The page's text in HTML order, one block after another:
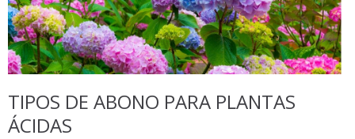
TIPOS DE ABONO PARA PLANTAS
ÁCIDAS